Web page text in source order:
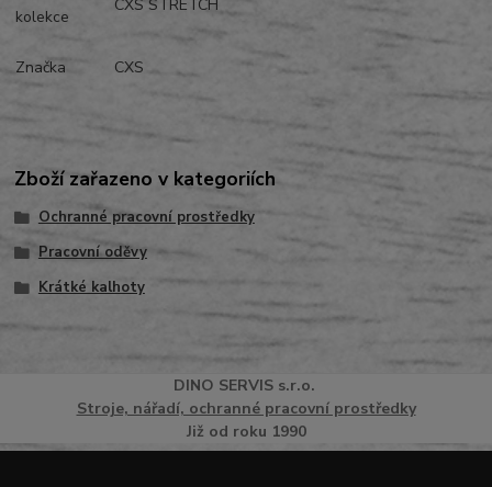
kolekce
CXS STRETCH
Značka CXS
Zboží zařazeno v kategoriích
Ochranné pracovní prostředky
Pracovní oděvy
Krátké kalhoty
DINO SERVISs.r.o.
Stroje, nářadí, ochranné pracovní prostředky
Již od roku 1990